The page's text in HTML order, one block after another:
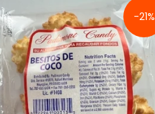
-21%